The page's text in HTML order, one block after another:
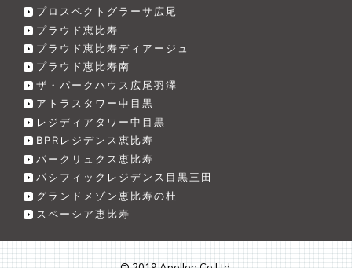
プロスペクトグラーサ広尾
プラウド恵比寿
プラウド恵比寿ディアージュ
プラウド恵比寿南
ザ・パークハウス広尾羽澤
アトラスタワー中目黒
レジディアタワー中目黒
BPRレジデンス恵比寿
パークリュクス恵比寿
パシフィックレジデンス目黒三田
グランドメゾン恵比寿の杜
スペーシア恵比寿